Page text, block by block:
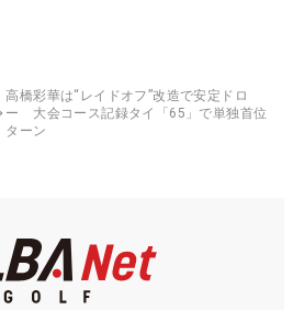
高橋彩華は“レイドオフ”改造で安定ドロ
ー 大会コース記録タイ「65」で単独首位
ターン